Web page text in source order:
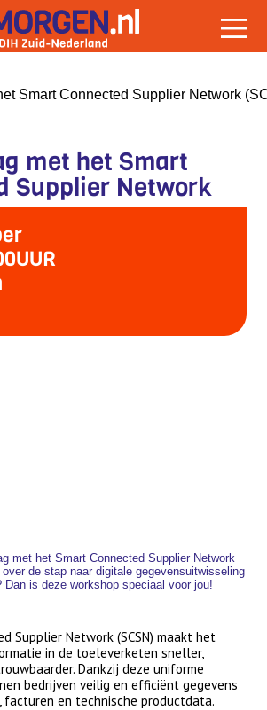
Smart Connected Supplier Network
met het Smart
Supplier Network
UUR
met het Smart Connected Supplier Network
de stap naar digitale gegevensuitwisseling
Dan is deze workshop speciaal voor jou!
Supplier Network (SCSN) maakt het
in de toeleverketen sneller,
Dankzij deze uniforme
bedrijven veilig en efficiënt gegevens
facturen en technische productdata.